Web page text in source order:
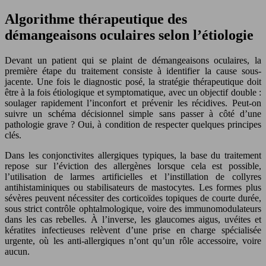
Algorithme thérapeutique des
démangeaisons oculaires selon l’étiologie
Devant un patient qui se plaint de démangeaisons oculaires, la
première étape du traitement consiste à identifier la cause sous-
jacente. Une fois le diagnostic posé, la stratégie thérapeutique doit
être à la fois étiologique et symptomatique, avec un objectif double :
soulager rapidement l’inconfort et prévenir les récidives. Peut-on
suivre un schéma décisionnel simple sans passer à côté d’une
pathologie grave ? Oui, à condition de respecter quelques principes
clés.
Dans les conjonctivites allergiques typiques, la base du traitement
repose sur l’éviction des allergènes lorsque cela est possible,
l’utilisation de larmes artificielles et l’instillation de collyres
antihistaminiques ou stabilisateurs de mastocytes. Les formes plus
sévères peuvent nécessiter des corticoïdes topiques de courte durée,
sous strict contrôle ophtalmologique, voire des immunomodulateurs
dans les cas rebelles. À l’inverse, les glaucomes aigus, uvéites et
kératites infectieuses relèvent d’une prise en charge spécialisée
urgente, où les anti-allergiques n’ont qu’un rôle accessoire, voire
aucun.